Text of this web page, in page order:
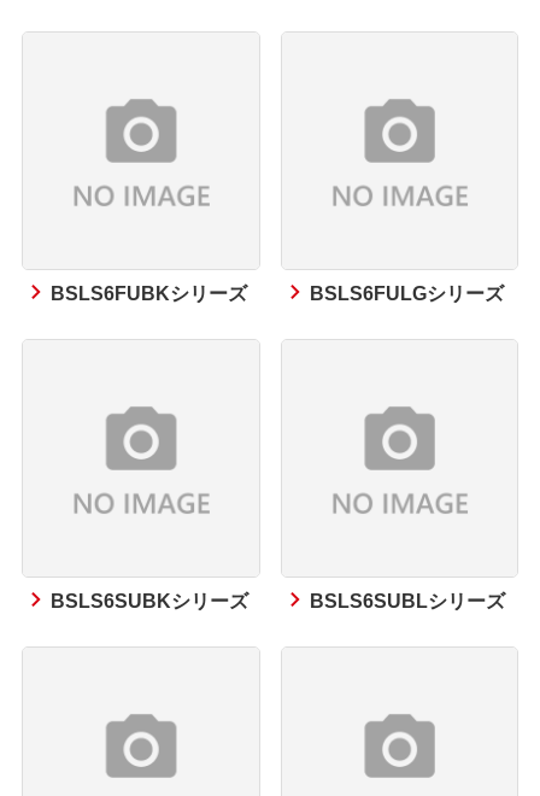
BSLS6FUBKシリーズ BSLS6FULGシリーズ
BSLS6SUBKシリーズ BSLS6SUBLシリーズ